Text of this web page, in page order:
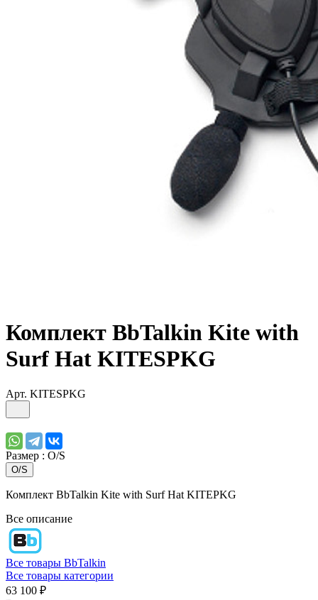
Комплект BbTalkin Kite with
Surf Hat KITESPKG
Арт. KITESPKG
Размер : O/S
O/S
Комплект BbTalkin Kite with Surf Hat KITEPKG
Все описание
Все товары BbTalkin
Все товары категории
63 100 ₽